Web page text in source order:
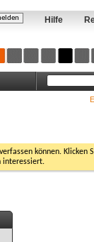
Hilfe
können. Klicken
interessiert.